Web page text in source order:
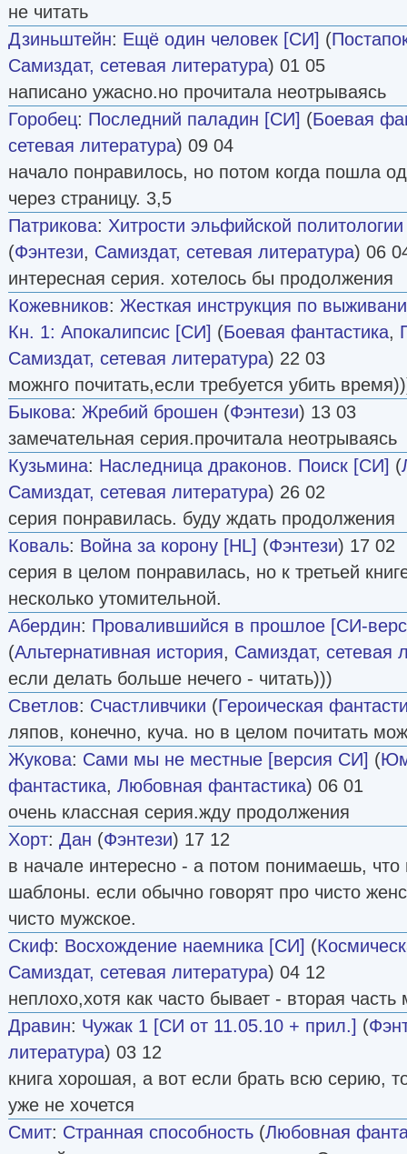
не читать
Дзиньштейн: Ещё один человек [СИ] (
Самиздат, сетевая литература) 01 05
написано ужасно.но прочитала неотрываясь
Горобец: Последний паладин [СИ] (Боевая
сетевая литература) 09 04
начало понравилось, но потом когда пошла
через страницу. 3,5
Патрикова: Хитрости эльфийской
(Фэнтези, Самиздат, сетевая литература) 06
интересная серия. хотелось бы продолжения
Кожевников: Жесткая инструкция по
Кн. 1: Апокалипсис [СИ] (Боевая фантастика,
Самиздат, сетевая литература) 22 03
можнго почитать,если требуется убить
Быкова: Жребий брошен (Фэнтези) 13 03
замечательная серия.прочитала неотрываясь
Кузьмина: Наследница драконов. Поиск [СИ] (
Самиздат, сетевая литература) 26 02
cерия понравилась. буду ждать продолжения
Коваль: Война за корону [HL] (Фэнтези) 17 02
серия в целом понравилась, но к третьей
несколько утомительной.
Абердин: Провалившийся в прошлое [СИ-
(Альтернативная история, Самиздат, сетевая
если делать больше нечего - читать)))
Светлов: Счастливчики (Героическая
ляпов, конечно, куча. но в целом почитать
Жукова: Сами мы не местные [версия СИ] (
фантастика, Любовная фантастика) 06 01
очень классная серия.жду продолжения
Хорт: Дан (Фэнтези) 17 12
в начале интересно - а потом понимаешь, что
шаблоны. если обычно говорят про чисто
чисто мужское.
Скиф: Восхождение наемника [СИ] (
Самиздат, сетевая литература) 04 12
неплохо,хотя как часто бывает - вторая
Дравин: Чужак 1 [СИ от 11.05.10 + прил.] (
литература) 03 12
книга хорошая, а вот если брать всю серию, то
уже не хочется
Смит: Странная способность (Любовная